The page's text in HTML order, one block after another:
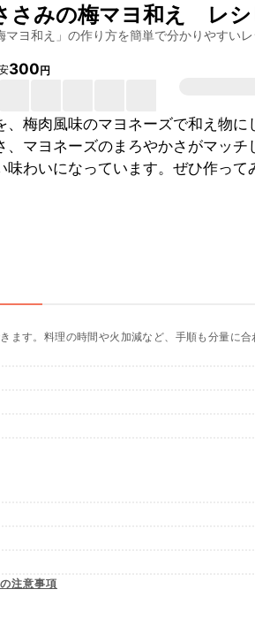
さみの梅マヨ和え レシ
ヨ和え 」の作り方を簡単で分かりやすい
300円
、梅肉風味のマヨネーズで和え物
、マヨネーズのまろやかさがマッ
味わいになっています。ぜひ作って
ます。料理の時間や火加減など、手順も分量に合
注意事項